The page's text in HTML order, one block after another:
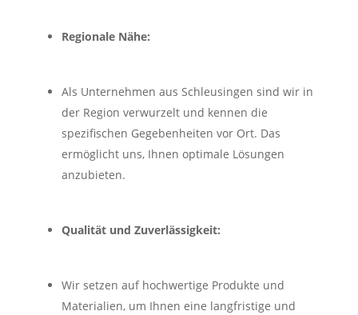
Regionale Nähe:
Als Unternehmen aus Schleusingen sind wir in
der Region verwurzelt und kennen die
spezifischen Gegebenheiten vor Ort. Das
ermöglicht uns, Ihnen optimale Lösungen
anzubieten.
Qualität und Zuverlässigkeit:
Wir setzen auf hochwertige Produkte und
Materialien, um Ihnen eine langfristige und